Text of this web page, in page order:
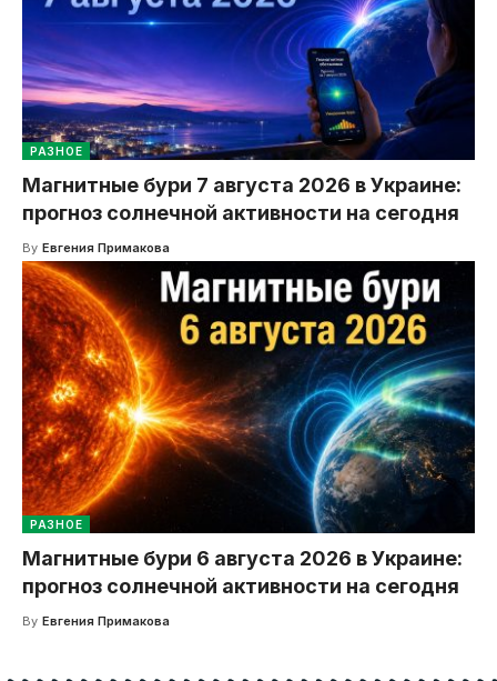
РАЗНОЕ
Магнитные бури 7 августа 2026 в Украине:
прогноз солнечной активности на сегодня
By Евгения Примакова
РАЗНОЕ
Магнитные бури 6 августа 2026 в Украине:
прогноз солнечной активности на сегодня
By Евгения Примакова